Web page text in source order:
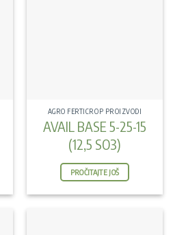
AGRO FERTICROP PROIZVODI
AVAIL BASE 5-25-15
(12,5 SO3)
PROČITAJTE JOŠ